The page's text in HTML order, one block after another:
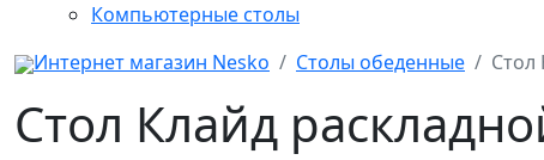
Компьютерные столы
Интернет магазин Nesko Столы обеденные Стол
Стол Клайд